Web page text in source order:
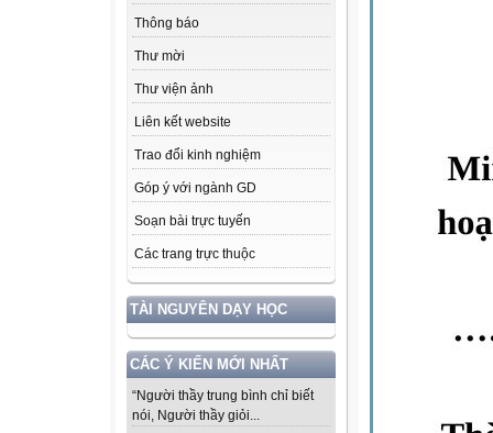
Thông báo
Thư mời
Thư viện ảnh
Liên kết website
Trao đổi kinh nghiệm
Góp ý với ngành GD
Soạn bài trực tuyến
Các trang trực thuộc
TÀI NGUYÊN DẠY HỌC
CÁC Ý KIẾN MỚI NHẤT
“Người thầy trung bình chỉ biết
nói, Người thầy giỏi...